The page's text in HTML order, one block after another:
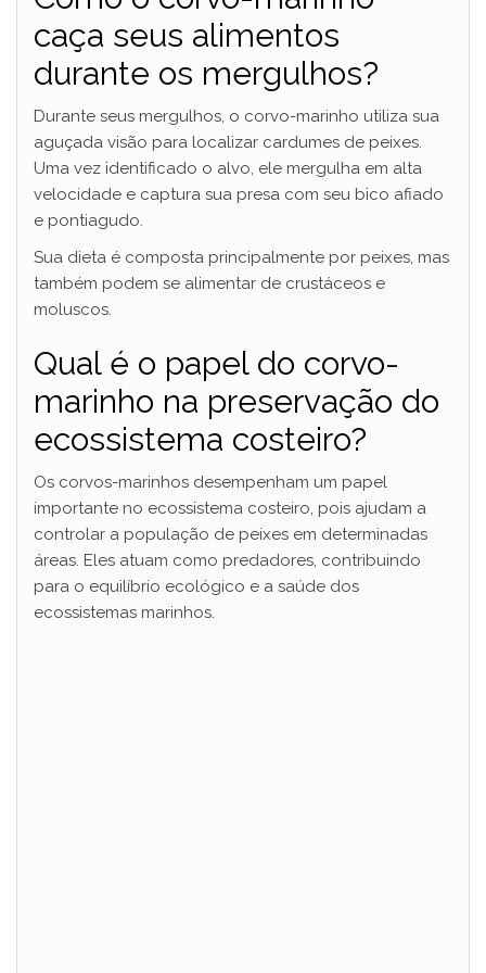
caça seus alimentos
durante os mergulhos?
Durante seus mergulhos, o corvo-marinho utiliza sua
aguçada visão para localizar cardumes de peixes.
Uma vez identificado o alvo, ele mergulha em alta
velocidade e captura sua presa com seu bico afiado
e pontiagudo.
Sua dieta é composta principalmente por peixes, mas
também podem se alimentar de crustáceos e
moluscos.
Qual é o papel do corvo-
marinho na preservação do
ecossistema costeiro?
Os corvos-marinhos desempenham um papel
importante no ecossistema costeiro, pois ajudam a
controlar a população de peixes em determinadas
áreas. Eles atuam como predadores, contribuindo
para o equilíbrio ecológico e a saúde dos
ecossistemas marinhos.